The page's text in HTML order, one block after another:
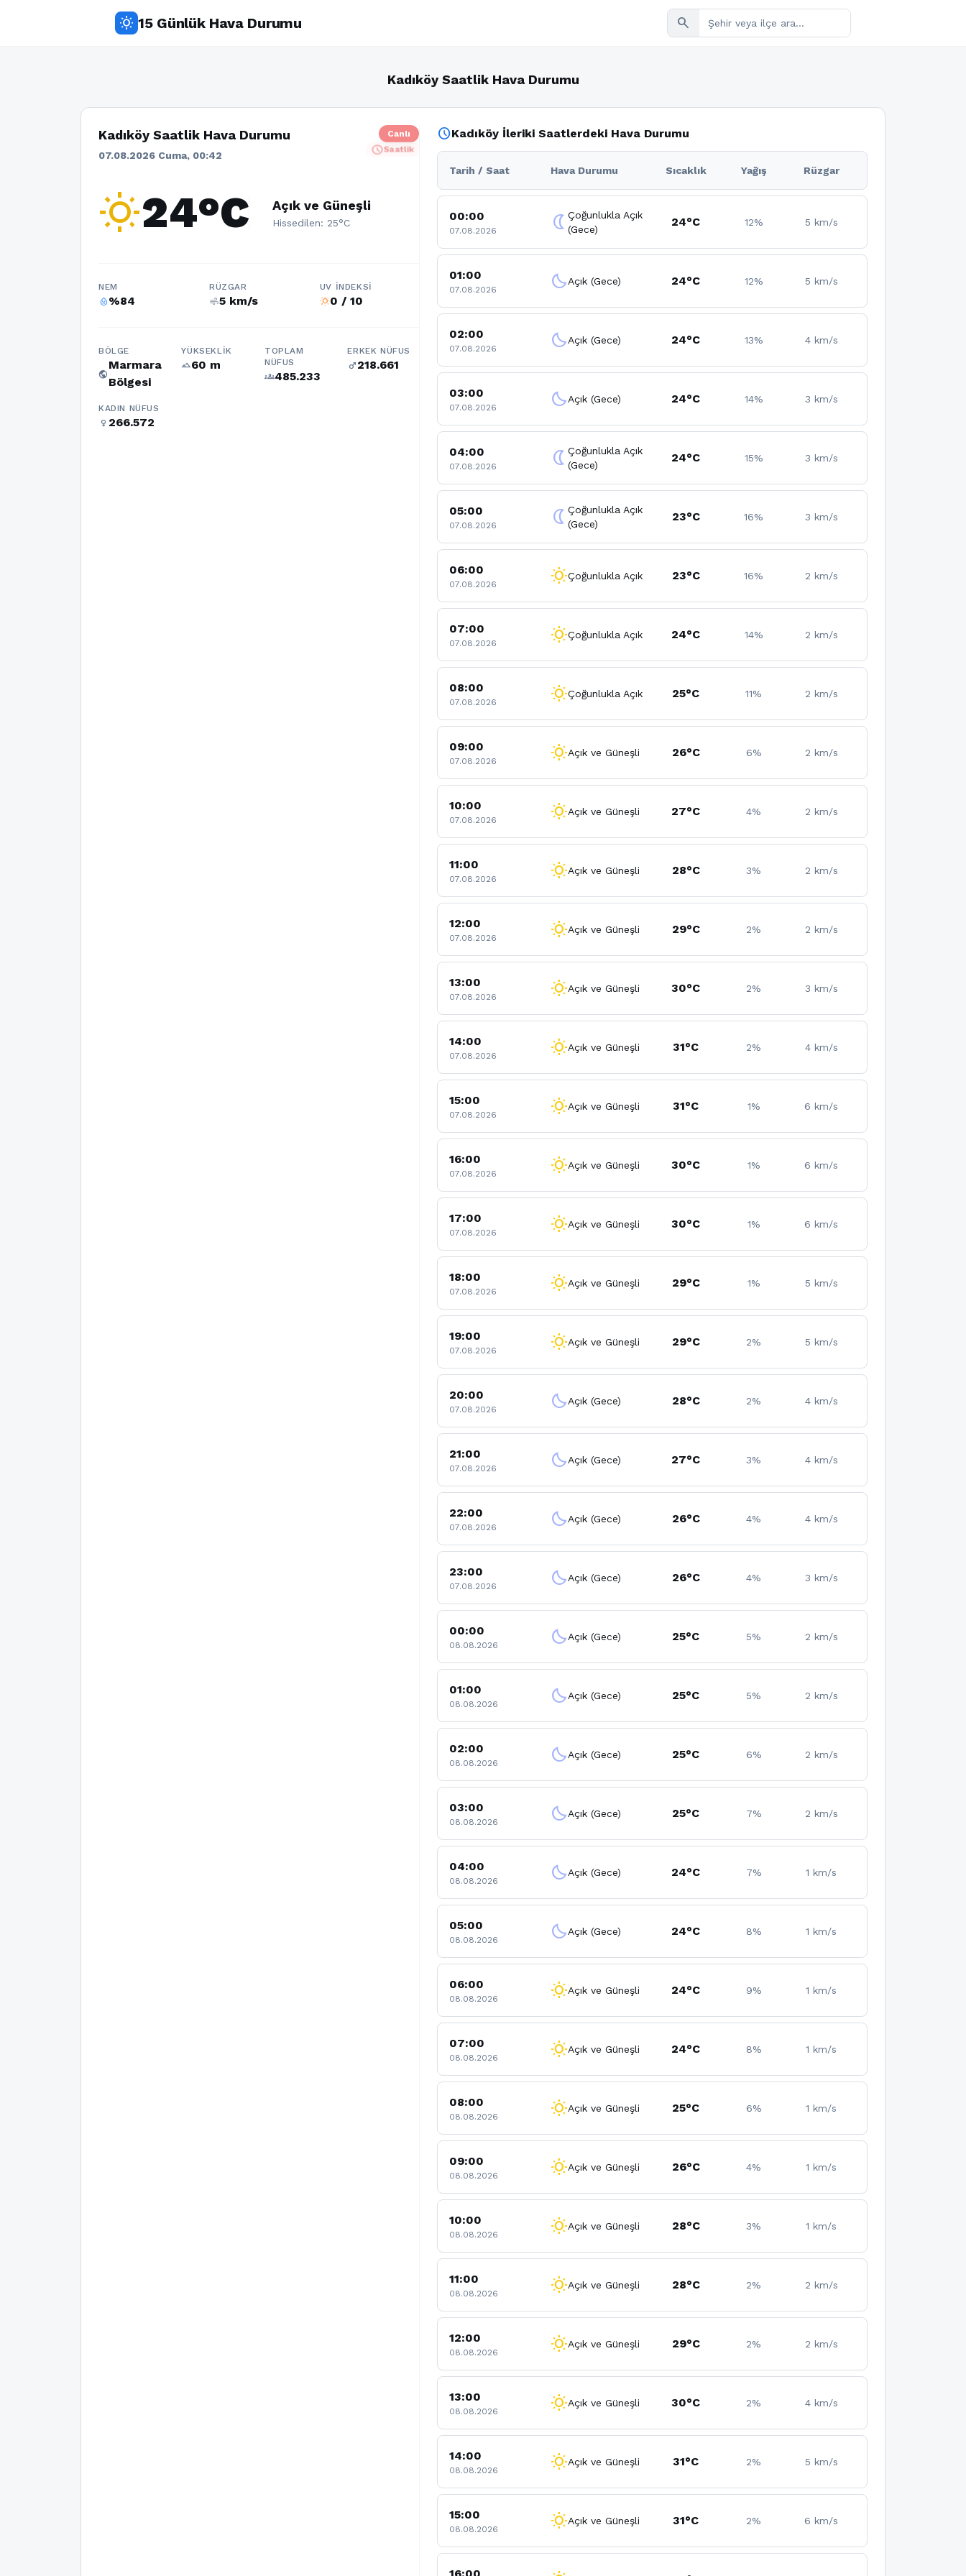
wb_sunny 15 Günlük Hava Durumu search
Kadıköy Saatlik Hava Durumu
Kadıköy Saatlik Hava Durumu
07.08.2026 Cuma, 00:42
Canlı
scheduleSaatlik
wb_sunny24°C Açık ve Güneşli
Hissedilen: 25°C
NEM
humidity_percentage%84
RÜZGAR
air5 km/s
UV İNDEKSI
wb_sunny0 / 10
BÖLGE
public
Marmara
Bölgesi
YÜKSEKLIK
terrain60 m
TOPLAM
NÜFUS
groups485.233
ERKEK NÜFUS
male218.661
KADIN NÜFUS
female 266.572
scheduleKadıköy İleriki Saatlerdeki Hava Durumu
Tarih / Saat Hava Durumu Sıcaklık Yağış Rüzgar
00:00
07.08.2026 nightlightÇoğunlukla Açık
(Gece)
24°C 12% 5 km/s
01:00
07.08.2026 clear_nightAçık (Gece) 24°C 12% 5 km/s
02:00
07.08.2026 clear_nightAçık (Gece) 24°C 13% 4 km/s
03:00
07.08.2026 clear_nightAçık (Gece) 24°C 14% 3 km/s
04:00
07.08.2026 nightlightÇoğunlukla Açık
(Gece)
24°C 15% 3 km/s
05:00
07.08.2026 nightlightÇoğunlukla Açık
(Gece)
23°C 16% 3 km/s
06:00
07.08.2026 wb_sunnyÇoğunlukla Açık 23°C 16% 2 km/s
07:00
07.08.2026 wb_sunnyÇoğunlukla Açık 24°C 14% 2 km/s
08:00
07.08.2026 wb_sunnyÇoğunlukla Açık 25°C 11% 2 km/s
09:00
07.08.2026 wb_sunnyAçık ve Güneşli 26°C 6% 2 km/s
10:00
07.08.2026 wb_sunnyAçık ve Güneşli 27°C 4% 2 km/s
11:00
07.08.2026 wb_sunnyAçık ve Güneşli 28°C 3% 2 km/s
12:00
07.08.2026 wb_sunnyAçık ve Güneşli 29°C 2% 2 km/s
13:00
07.08.2026 wb_sunnyAçık ve Güneşli 30°C 2% 3 km/s
14:00
07.08.2026 wb_sunnyAçık ve Güneşli 31°C 2% 4 km/s
15:00
07.08.2026 wb_sunnyAçık ve Güneşli 31°C 1% 6 km/s
16:00
07.08.2026 wb_sunnyAçık ve Güneşli 30°C 1% 6 km/s
17:00
07.08.2026 wb_sunnyAçık ve Güneşli 30°C 1% 6 km/s
18:00
07.08.2026 wb_sunnyAçık ve Güneşli 29°C 1% 5 km/s
19:00
07.08.2026 wb_sunnyAçık ve Güneşli 29°C 2% 5 km/s
20:00
07.08.2026 clear_nightAçık (Gece) 28°C 2% 4 km/s
21:00
07.08.2026 clear_nightAçık (Gece) 27°C 3% 4 km/s
22:00
07.08.2026 clear_nightAçık (Gece) 26°C 4% 4 km/s
23:00
07.08.2026 clear_nightAçık (Gece) 26°C 4% 3 km/s
00:00
08.08.2026 clear_nightAçık (Gece) 25°C 5% 2 km/s
01:00
08.08.2026 clear_nightAçık (Gece) 25°C 5% 2 km/s
02:00
08.08.2026 clear_nightAçık (Gece) 25°C 6% 2 km/s
03:00
08.08.2026 clear_nightAçık (Gece) 25°C 7% 2 km/s
04:00
08.08.2026 clear_nightAçık (Gece) 24°C 7% 1 km/s
05:00
08.08.2026 clear_nightAçık (Gece) 24°C 8% 1 km/s
06:00
08.08.2026 wb_sunnyAçık ve Güneşli 24°C 9% 1 km/s
07:00
08.08.2026 wb_sunnyAçık ve Güneşli 24°C 8% 1 km/s
08:00
08.08.2026 wb_sunnyAçık ve Güneşli 25°C 6% 1 km/s
09:00
08.08.2026 wb_sunnyAçık ve Güneşli 26°C 4% 1 km/s
10:00
08.08.2026 wb_sunnyAçık ve Güneşli 28°C 3% 1 km/s
11:00
08.08.2026 wb_sunnyAçık ve Güneşli 28°C 2% 2 km/s
12:00
08.08.2026 wb_sunnyAçık ve Güneşli 29°C 2% 2 km/s
13:00
08.08.2026 wb_sunnyAçık ve Güneşli 30°C 2% 4 km/s
14:00
08.08.2026 wb_sunnyAçık ve Güneşli 31°C 2% 5 km/s
15:00
08.08.2026 wb_sunnyAçık ve Güneşli 31°C 2% 6 km/s